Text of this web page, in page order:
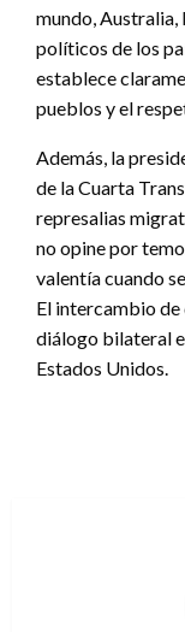
mundo, Australia,
políticos de los
establece
pueblos y el
Además, la
de la Cuarta
represalias
no opine por
valentía cuando
El intercambio
diálogo bilateral
Estados Unidos.